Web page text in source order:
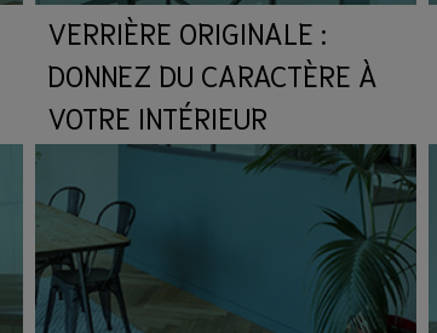
VERRIÈRE ORIGINALE :
DONNEZ DU CARACTÈRE À
VOTRE INTÉRIEUR